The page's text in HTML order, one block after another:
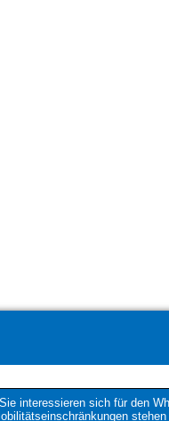
interessieren sich für den